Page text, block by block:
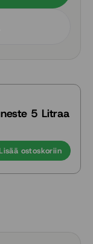
5 Litraa
ostoskoriin